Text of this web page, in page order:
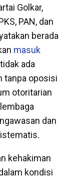
Golkar,
PAN, dan
berada
masuk
ada
tanpa oposisi
otoritarian
dan
kehakiman
kondisi